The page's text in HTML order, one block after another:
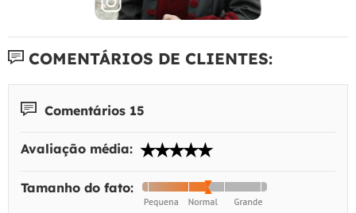
COMENTÁRIOS DE CLIENTES:
Comentários 15
Avaliação média:
Tamanho do fato: